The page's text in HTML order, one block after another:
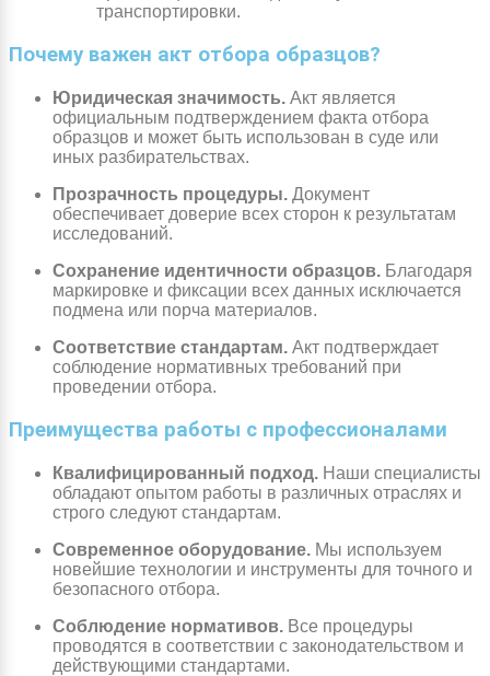
транспортировки.
Почему важен акт отбора образцов?
Юридическая значимость. Акт является
официальным подтверждением факта отбора
образцов и может быть использован в суде или
иных разбирательствах.
Прозрачность процедуры. Документ
обеспечивает доверие всех сторон к результатам
исследований.
Сохранение идентичности образцов. Благодаря
маркировке и фиксации всех данных исключается
подмена или порча материалов.
Соответствие стандартам. Акт подтверждает
соблюдение нормативных требований при
проведении отбора.
Преимущества работы с профессионалами
Квалифицированный подход. Наши специалисты
обладают опытом работы в различных отраслях и
строго следуют стандартам.
Современное оборудование. Мы используем
новейшие технологии и инструменты для точного и
безопасного отбора.
Соблюдение нормативов. Все процедуры
проводятся в соответствии с законодательством и
действующими стандартами.